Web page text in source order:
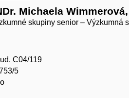
Michaela
skupiny senior – Výzkumná
C04/119
5